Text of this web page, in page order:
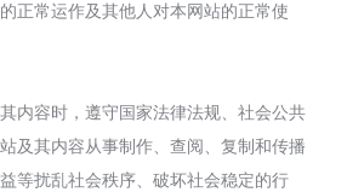
正常运作及其他人对本网站的正常使
内容时，遵守国家法律法规、社会公共
及其内容从事制作、查阅、复制和传播
等扰乱社会秩序、破坏社会稳定的行